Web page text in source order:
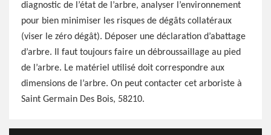
diagnostic de l’état de l’arbre, analyser l’environnement
pour bien minimiser les risques de dégâts collatéraux
(viser le zéro dégât). Déposer une déclaration d’abattage
d’arbre. Il faut toujours faire un débroussaillage au pied
de l’arbre. Le matériel utilisé doit correspondre aux
dimensions de l’arbre. On peut contacter cet arboriste à
Saint Germain Des Bois, 58210.